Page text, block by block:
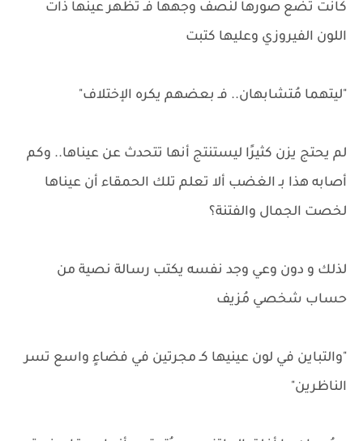
كانت تضع صورها لنصف وجهها فـ تظهر عينها ذات
اللون الفيروزي وعليها كتبت
"ليتهما مُتشابهان.. فـ بعضهم يكره الإختلاف"
لم يحتج يزن كثيرًا ليستنتج أنها تتحدث عن عيناها.. وكم
أصابه هذا بـ الغضب ألا تعلم تلك الحمقاء أن عيناها
لخصت الجمال والفتنة؟
لذلك و دون وعي وجد نفسه يكتب رسالة نصية من
حساب شخصي مُزيف
"والتباين في لون عينيها كـ مجرتين في فضاءٍ واسع تسر
الناظرين"